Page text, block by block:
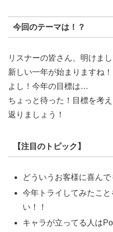
今回のテーマは！？
リスナーの皆さん、明けま
新しい一年が始まりますね！
よし！今年の目標は…
ちょっと待った！目標を考
返りましょう！
【注目のトピック】
どういうお客様に喜ん
今年トライしてみたこ
い！！
キャラが立ってる人は